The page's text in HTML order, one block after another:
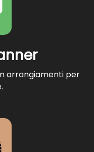
arrangiamenti per